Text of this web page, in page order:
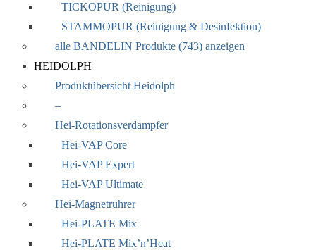
TICKOPUR (Reinigung)
STAMMOPUR (Reinigung & Desinfektion)
alle BANDELIN Produkte (743) anzeigen
HEIDOLPH
Produktübersicht Heidolph
–
Hei-Rotationsverdampfer
Hei-VAP Core
Hei-VAP Expert
Hei-VAP Ultimate
Hei-Magnetrührer
Hei-PLATE Mix
Hei-PLATE Mix’n’Heat